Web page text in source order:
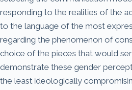
responding to the realities of the
to the language of the most
regarding the phenomenon of
choice of the pieces that would
demonstrate these gender
the least ideologically